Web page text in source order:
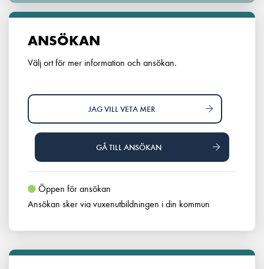
ANSÖKAN
Välj ort för mer information och ansökan.
JAG VILL VETA MER
GÅ TILL ANSÖKAN
Öppen för ansökan
Ansökan sker via vuxenutbildningen i din kommun